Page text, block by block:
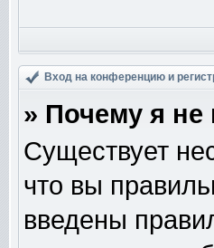
Вход на конференцию и
» Почему я не
Существует
что вы
введены